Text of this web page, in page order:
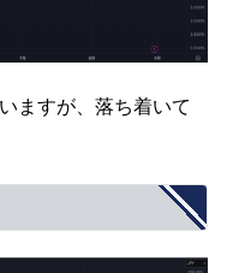
ますが、落ち着いて